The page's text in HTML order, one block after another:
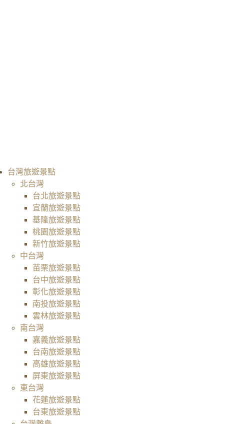
台灣旅遊景點
北台灣
台北旅遊景點
宜蘭旅遊景點
基隆旅遊景點
桃園旅遊景點
新竹旅遊景點
中台灣
苗栗旅遊景點
台中旅遊景點
彰化旅遊景點
南投旅遊景點
雲林旅遊景點
南台灣
嘉義旅遊景點
台南旅遊景點
高雄旅遊景點
屏東旅遊景點
東台灣
花蓮旅遊景點
台東旅遊景點